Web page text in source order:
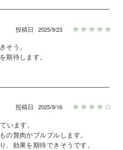
投稿日 2025/9/23
そう。
期待します。
投稿日 2025/9/16
います。
の贅肉がブルブルします。
、効果を期待できそうです。